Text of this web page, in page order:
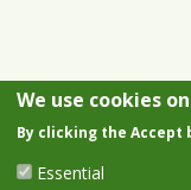
We use cookies
By clicking the Accept
Essential